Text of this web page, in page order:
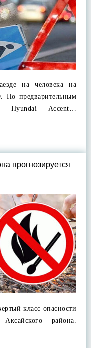
на человека на
По предварительным
Hyundai Accent…
прогнозируется
класс опасности
района.